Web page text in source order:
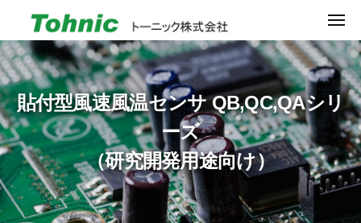
テ
ン
ツ
へ
ス
ッ
プ
ト
ー
ニ
ッ
ク
株
式
会
超
小
型
風
速
セ
ン
の
メ
ュ
ー
貼付型風速風温センサ QB,QC,QAシリ
ーズ
（研究開発用途向け）
ニ
ッ
ク
株
式
会
社
ー